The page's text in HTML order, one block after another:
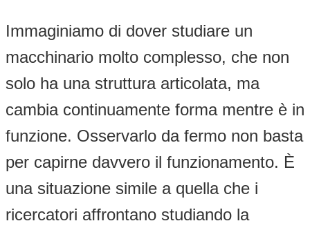
Immaginiamo di dover studiare un
macchinario molto complesso, che non
solo ha una struttura articolata, ma
cambia continuamente forma mentre è in
funzione. Osservarlo da fermo non basta
per capirne davvero il funzionamento. È
una situazione simile a quella che i
ricercatori affrontano studiando la